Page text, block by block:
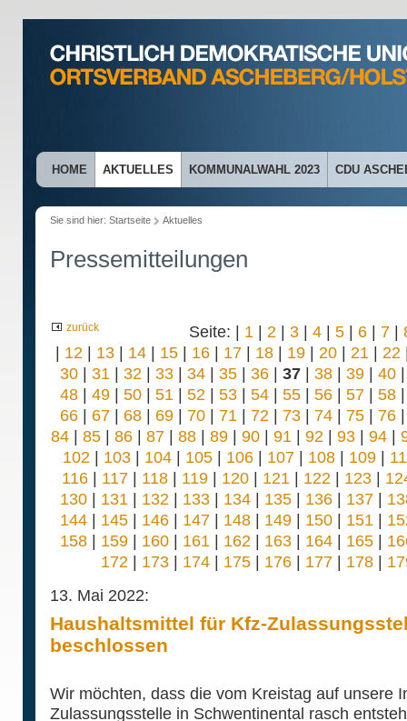
HOME AKTUELLES KOMMUNALWAHL 2023 CDU
Sie sind hier: Startseite Aktuelles
Pressemitteilungen
zurück Seite: | 1 | 2 | 3 | 4 | 5 | 6 | 7 |
| 12 | 13| 14| 15| 16| 17| 18| 19| 20| 21 | 22
30| 31 | 32 | 33| 34| 35| 36| 37| 38| 39| 40
48| 49| 50| 51 | 52 | 53| 54| 55| 56| 57| 58
66| 67| 68| 69| 70| 71 | 72 | 73| 74| 75| 76
84| 85| 86| 87| 88| 89| 90| 91 | 92 | 93| 94|
102 | 103 | 104 | 105 | 106 | 107 | 108 | 109 |
116| 117| 118| 119| 120| 121 | 122 | 123|
130| 131 | 132 | 133| 134| 135| 136| 137|
144| 145| 146| 147| 148| 149| 150| 151 |
158| 159| 160| 161 | 162 | 163| 164| 165|
172 | 173| 174| 175| 176| 177| 178|
13. Mai 2022:
Haushaltsmittel für Kfz-
beschlossen
Wir möchten, dass die vom Kreistag auf unsere
Zulassungsstelle in Schwentinental rasch